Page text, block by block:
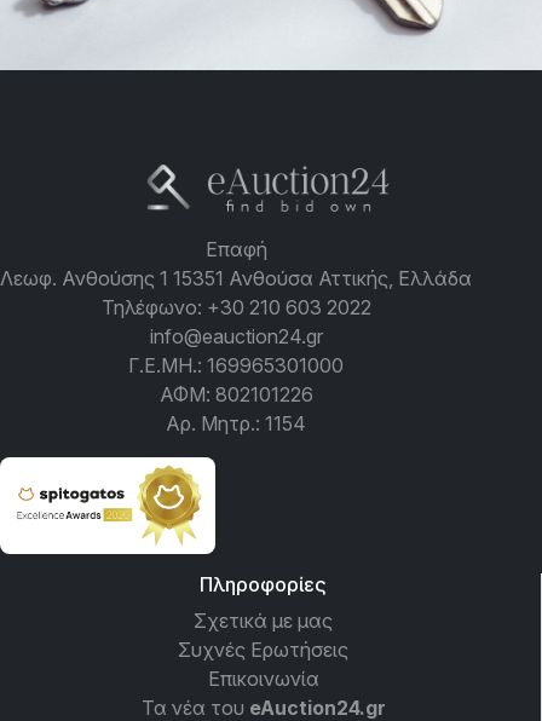
Επαφή
Λεωφ. Ανθούσης 1 15351 Ανθούσα Αττικής, Ελλάδα
Τηλέφωνο: +30 210 603 2022
info@eauction24.gr
Γ.Ε.ΜΗ.: 169965301000
ΑΦΜ: 802101226
Αρ. Μητρ.: 1154
Πληροφορίες
Σχετικά με μας
Συχνές Ερωτήσεις
Επικοινωνία
Τα νέα του eAuction24.gr